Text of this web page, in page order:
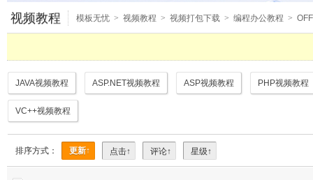
视频教程 模板无忧 > 视频教程 > 视频打包下载 > 编程办公教程 >
视频教程 >
JAVA视频教程 ASP.NET视频教程 ASP视频教程 PHP视频教程
VC++视频教程
排序方式： 更新↑ 点击↑ 评论↑ 星级↑